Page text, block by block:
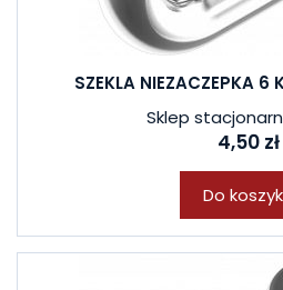
SZEKLA NIEZACZEPKA 6
Sklep
4,50 zł
Do